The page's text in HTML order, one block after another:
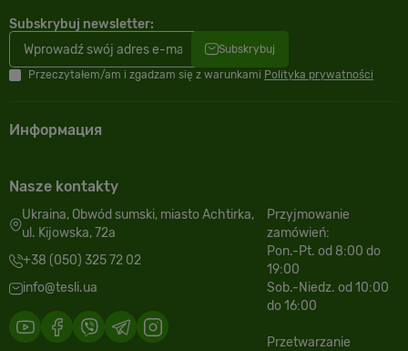
Subskrybuj newsletter:
Subskrybuj
Przeczytałem/am i zgadzam się z warunkami Polityka prywatności
Информация
Nasze kontakty
Ukraina, Obwód sumski, miasto Achtirka,
ul. Kijowska, 72a
+38 (050) 325 72 02
info@tesli.ua
Przyjmowanie
zamówień:
Pon.-Pt. od 8:00 do
19:00
Sob.-Niedz. od 10:00
do 16:00
Przetwarzanie